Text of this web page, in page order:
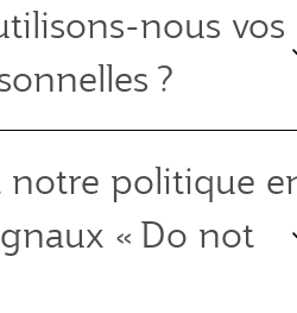
nous vos
?
notre politique
« Do not